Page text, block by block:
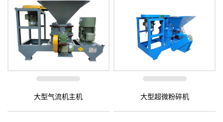
大型气流机主机 大型超微粉碎机